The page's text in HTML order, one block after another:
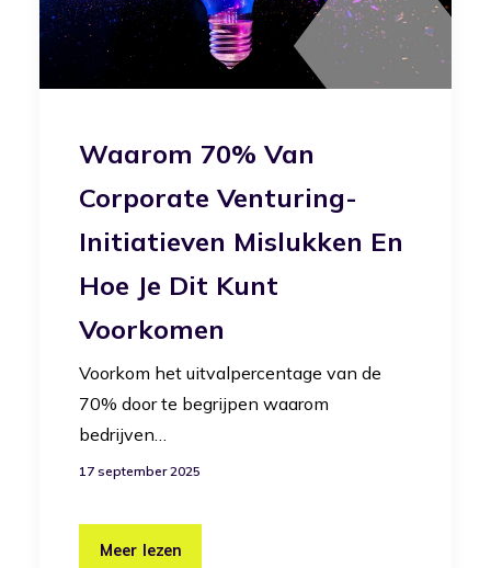
Waarom 70% Van
Corporate Venturing-
Initiatieven Mislukken En
Hoe Je Dit Kunt
Voorkomen
Voorkom het uitvalpercentage van de
70% door te begrijpen waarom
bedrijven…
17 september 2025
Meer lezen